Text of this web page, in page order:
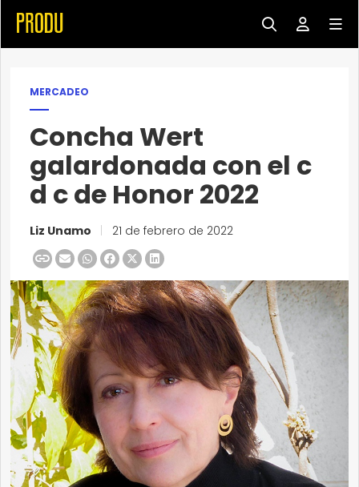
MERCADEO
Concha Wert
galardonada con el c
d c de Honor 2022
Liz Unamo 21 de febrero de 2022